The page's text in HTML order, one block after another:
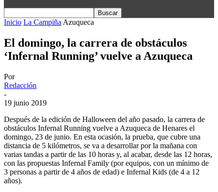
Inicio La Campiña Azuqueca
El domingo, la carrera de obstáculos
‘Infernal Running’ vuelve a Azuqueca
Por
Redacción
-
19 junio 2019
Después de la edición de Halloween del año pasado, la carrera de
obstáculos Infernal Running vuelve a Azuqueca de Henares el
domingo, 23 de junio. En esta ocasión, la prueba, que cubre una
distancia de 5 kilómetros, se va a desarrollar por la mañana con
varias tandas a partir de las 10 horas y, al acabar, desde las 12 horas,
con las propuestas Infernal Family (por equipos, con un mínimo de
3 personas a partir de 4 años de edad) e Infernal Kids (de 4 a 12
años).